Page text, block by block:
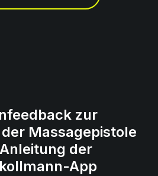
zur
Massagepistole
der
App